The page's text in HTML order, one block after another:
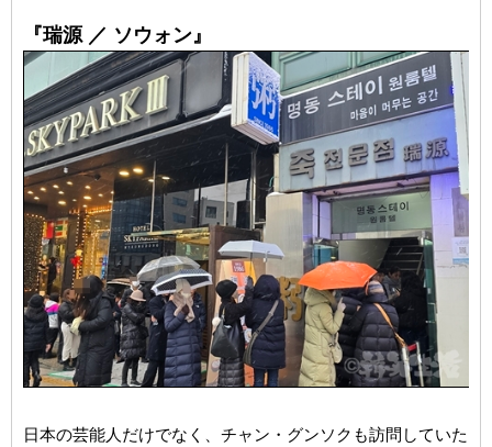
『瑞源 ／ ソウォン』
日本の芸能人だけでなく、チャン・グンソクも訪問していた